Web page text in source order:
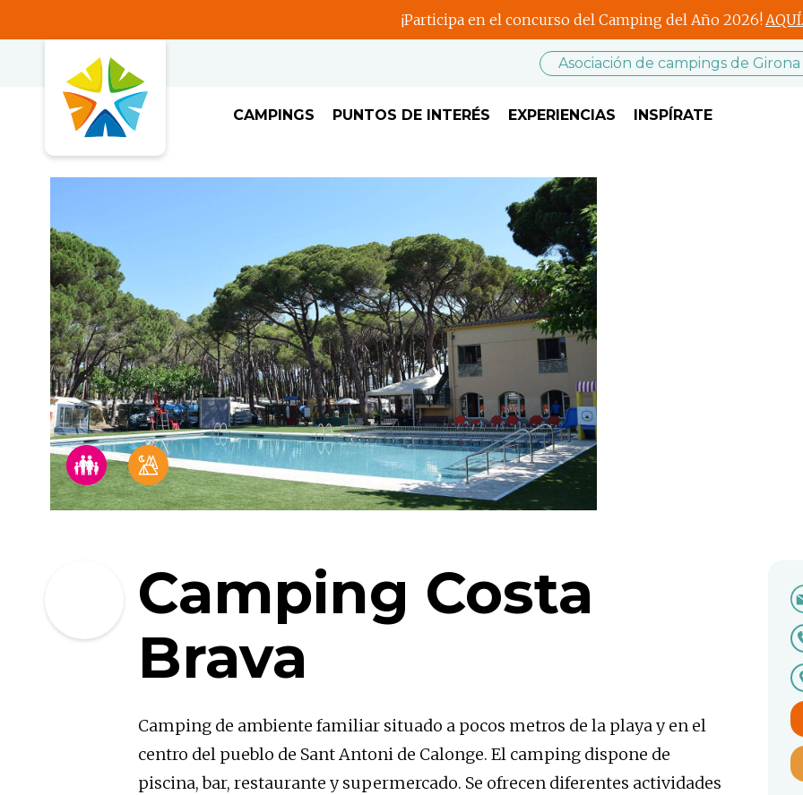
¡Participa en el concurso del Camping del Año 2026!AQUÍ.
Asociación de campings de Girona
CAMPINGS PUNTOS DE INTERÉS EXPERIENCIAS INSPÍRATE
Camping Costa
Brava
Camping de ambiente familiar situado a pocos metros de la playa y en el
centro del pueblo de Sant Antoni de Calonge. El camping dispone de
piscina, bar, restaurante y supermercado. Se ofrecen diferentes actividades